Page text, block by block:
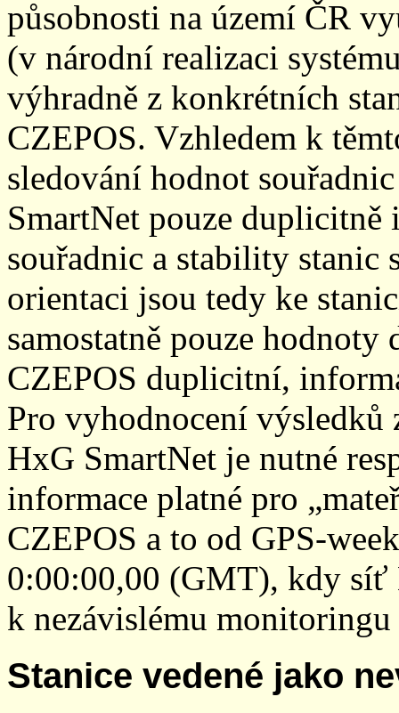
působnosti na území ČR
(v národní realizaci
výhradně z konkrétních
CZEPOS. Vzhledem k
sledování hodnot
SmartNet pouze
souřadnic a stability stanic
orientaci jsou tedy ke
samostatně pouze
CZEPOS duplicitní,
Pro vyhodnocení
HxG SmartNet je nutné
informace platné pro
CZEPOS a to od GPS-
0:00:00,00 (GMT), kdy síť
k nezávislému
Stanice vedené jako